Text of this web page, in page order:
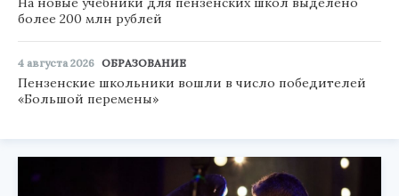
более 200 млн рублей
4 августа 2026 ОБРАЗОВАНИЕ
Пензенские школьники вошли в число победителей
«Большой перемены»